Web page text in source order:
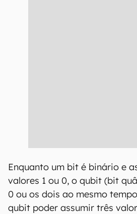
Enquanto um bit é binário e
valores 1 ou 0, o qubit (bit
0 ou os dois ao mesmo
qubit poder assumir três